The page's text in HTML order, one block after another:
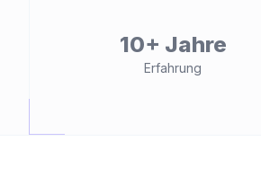
10+ Jahre
Erfahrung